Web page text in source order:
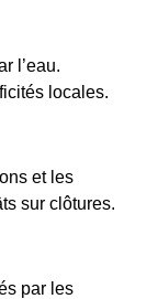
l’eau.
locales.
et les
sur clôtures.
par les